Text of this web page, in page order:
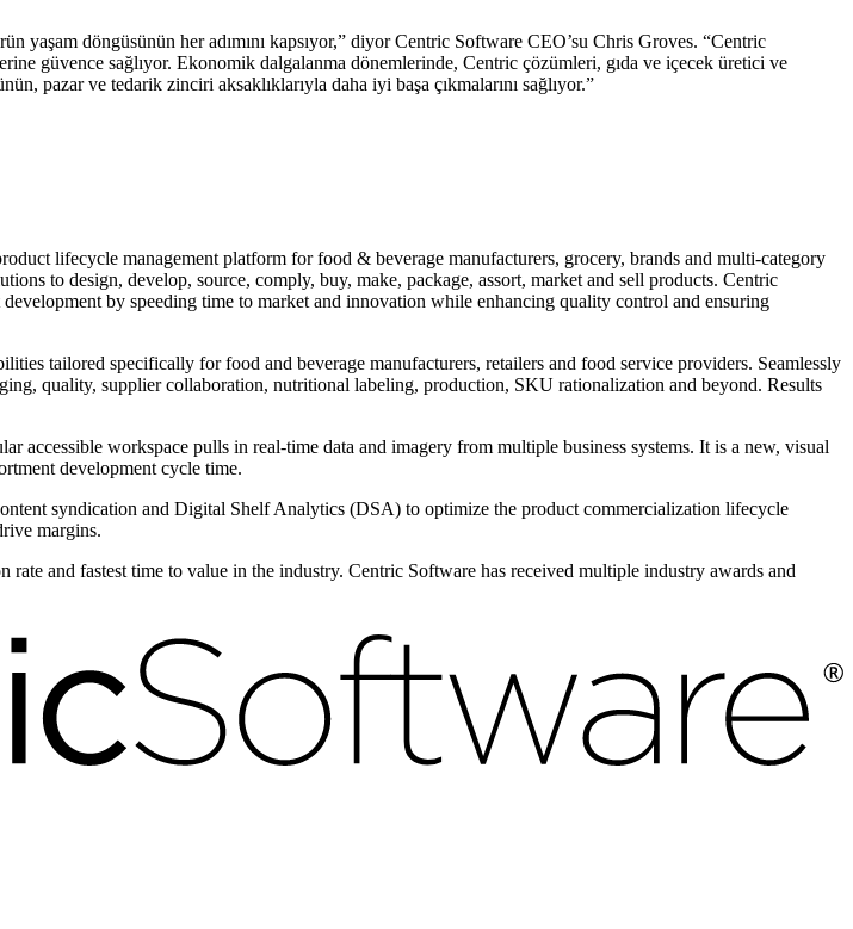
döngüsünün her adımını kapsıyor,” diyor Centric Software CEO’su Chris Groves. “Centric
güvence sağlıyor. Ekonomik dalgalanma dönemlerinde, Centric çözümleri, gıda ve içecek üretici ve
pazar ve tedarik zinciri aksaklıklarıyla daha iyi başa çıkmalarını sağlıyor.”
lifecycle management platform for food & beverage manufacturers, grocery, brands and multi-category
to design, develop, source, comply, buy, make, package, assort, market and sell products. Centric
by speeding time to market and innovation while enhancing quality control and ensuring
tailored specifically for food and beverage manufacturers, retailers and food service providers. Seamlessly
quality, supplier collaboration, nutritional labeling, production, SKU rationalization and beyond. Results
accessible workspace pulls in real-time data and imagery from multiple business systems. It is a new, visual
development cycle time.
syndication and Digital Shelf Analytics (DSA) to optimize the product commercialization lifecycle
margins.
and fastest time to value in the industry. Centric Software has received multiple industry awards and